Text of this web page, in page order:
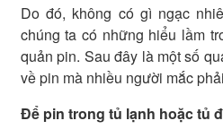
Do đó, không có gì ngạc
chúng ta có những hiểu lầm
quản pin. Sau đây là một số
về pin mà nhiều người mắc
Để pin trong tủ lạnh hoặc tủ